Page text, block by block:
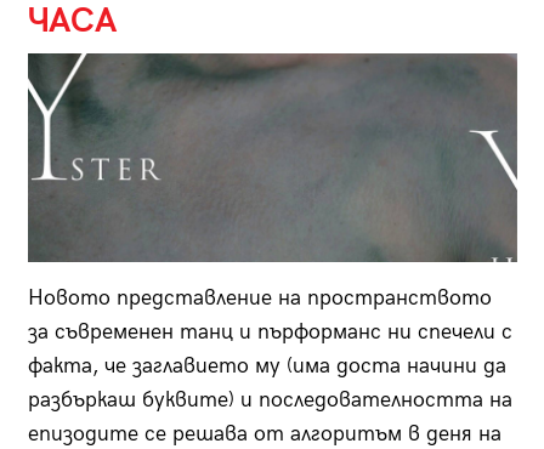
ЧАСА
Новото представление на пространството
за съвременен танц и пърформанс ни спечели с
факта, че заглавието му (има доста начини да
разбъркаш буквите) и последователността на
епизодите се решава от алгоритъм в деня на